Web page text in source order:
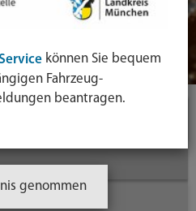
können Sie bequem
Fahrzeug-
beantragen.
genommen